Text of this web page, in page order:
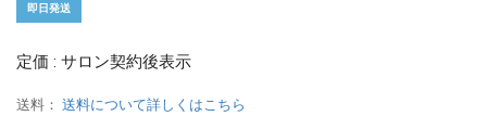
即日発送
定価 : サロン契約後表示
送料： 送料について詳しくはこちら